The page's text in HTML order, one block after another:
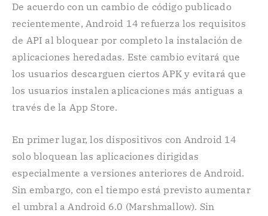
De acuerdo con un cambio de código publicado
recientemente, Android 14 refuerza los requisitos
de API al bloquear por completo la instalación de
aplicaciones heredadas. Este cambio evitará que
los usuarios descarguen ciertos APK y evitará que
los usuarios instalen aplicaciones más antiguas a
través de la App Store.
En primer lugar, los dispositivos con Android 14
solo bloquean las aplicaciones dirigidas
especialmente a versiones anteriores de Android.
Sin embargo, con el tiempo está previsto aumentar
el umbral a Android 6.0 (Marshmallow). Sin